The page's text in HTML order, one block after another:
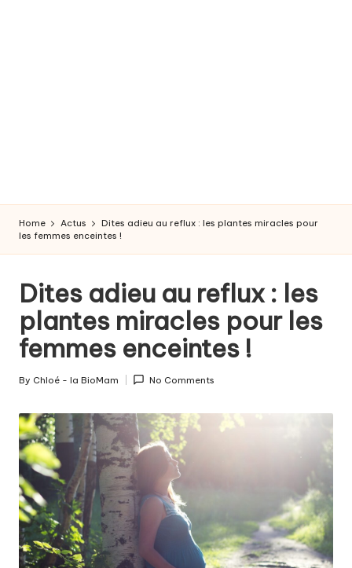
e
e
a
c
c
o
u
c
h
e
m
e
Home Actus
Dites adieu au reflux : les plantes miracles pour
les femmes enceintes !
Dites adieu au reflux : les
plantes miracles pour les
femmes enceintes !
Posted
By Chloé - la BioMam No Comments